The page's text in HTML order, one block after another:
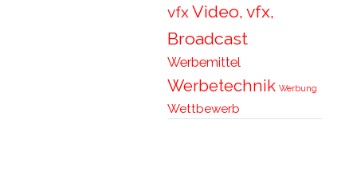
vfxVideo, vfx,
Broadcast
Werbemittel
Werbetechnik Werbung
Wettbewerb